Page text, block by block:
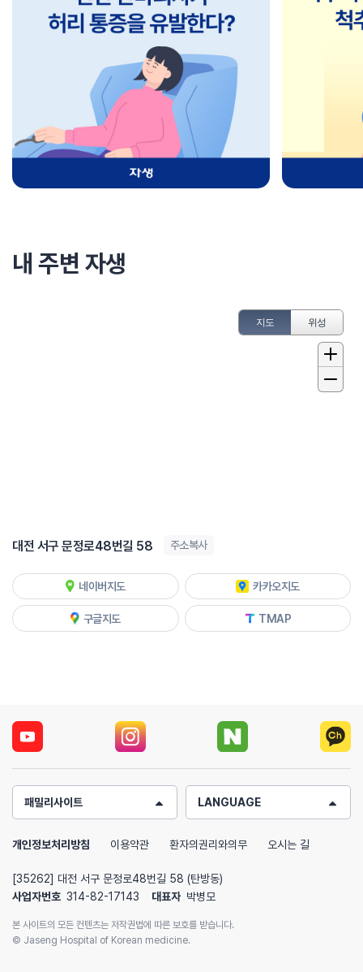
내 주변 자생
지도 위성
대전 서구 문정로48번길 58 주소복사
네이버지도 카카오지도
구글지도 TMAP
패밀리사이트 LANGUAGE
개인정보처리방침 이용약관 환자의권리와의무 오시는 길
[35262] 대전 서구 문정로48번길 58 (탄방동)
사업자번호 314-82-17143 대표자 박병모
본 사이트의 모든 컨텐츠는 저작권법에 따른 보호를 받습니다.
© Jaseng Hospital of Korean medicine.